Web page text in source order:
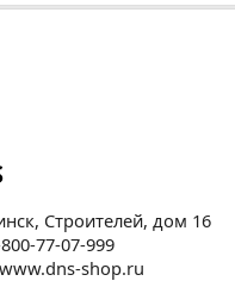
Строителей, дом 16
77-07-999
shop.ru